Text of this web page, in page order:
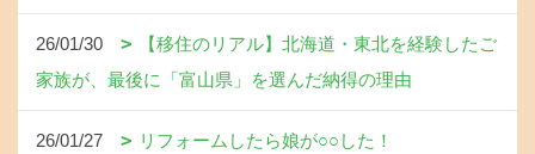
26/01/30
【移住のリアル】北海道・東北を経験したご
家族が、最後に「富山県」を選んだ納得の理由
26/01/27 リフォームしたら娘が○○した！